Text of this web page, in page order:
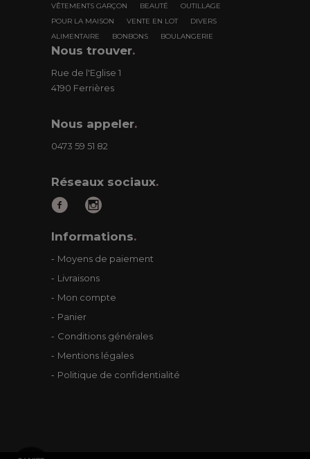
VÊTEMENTS GARÇON
BEAUTÉ
OUTILLAGE
POUR LA MAISON
VENTE EN LOT
DIVERS
ALIMENTAIRE
BONBONS BOULANGERIE
Nous trouver.
Rue de l'Eglise 1
4190 Ferrières
Nous appeler.
0473 59 51 82
Réseaux sociaux.
Informations.
Moyens de paiement
Livraisons
Mon compte
Panier
Conditions générales
Mentions légales
Politique de confidentialité